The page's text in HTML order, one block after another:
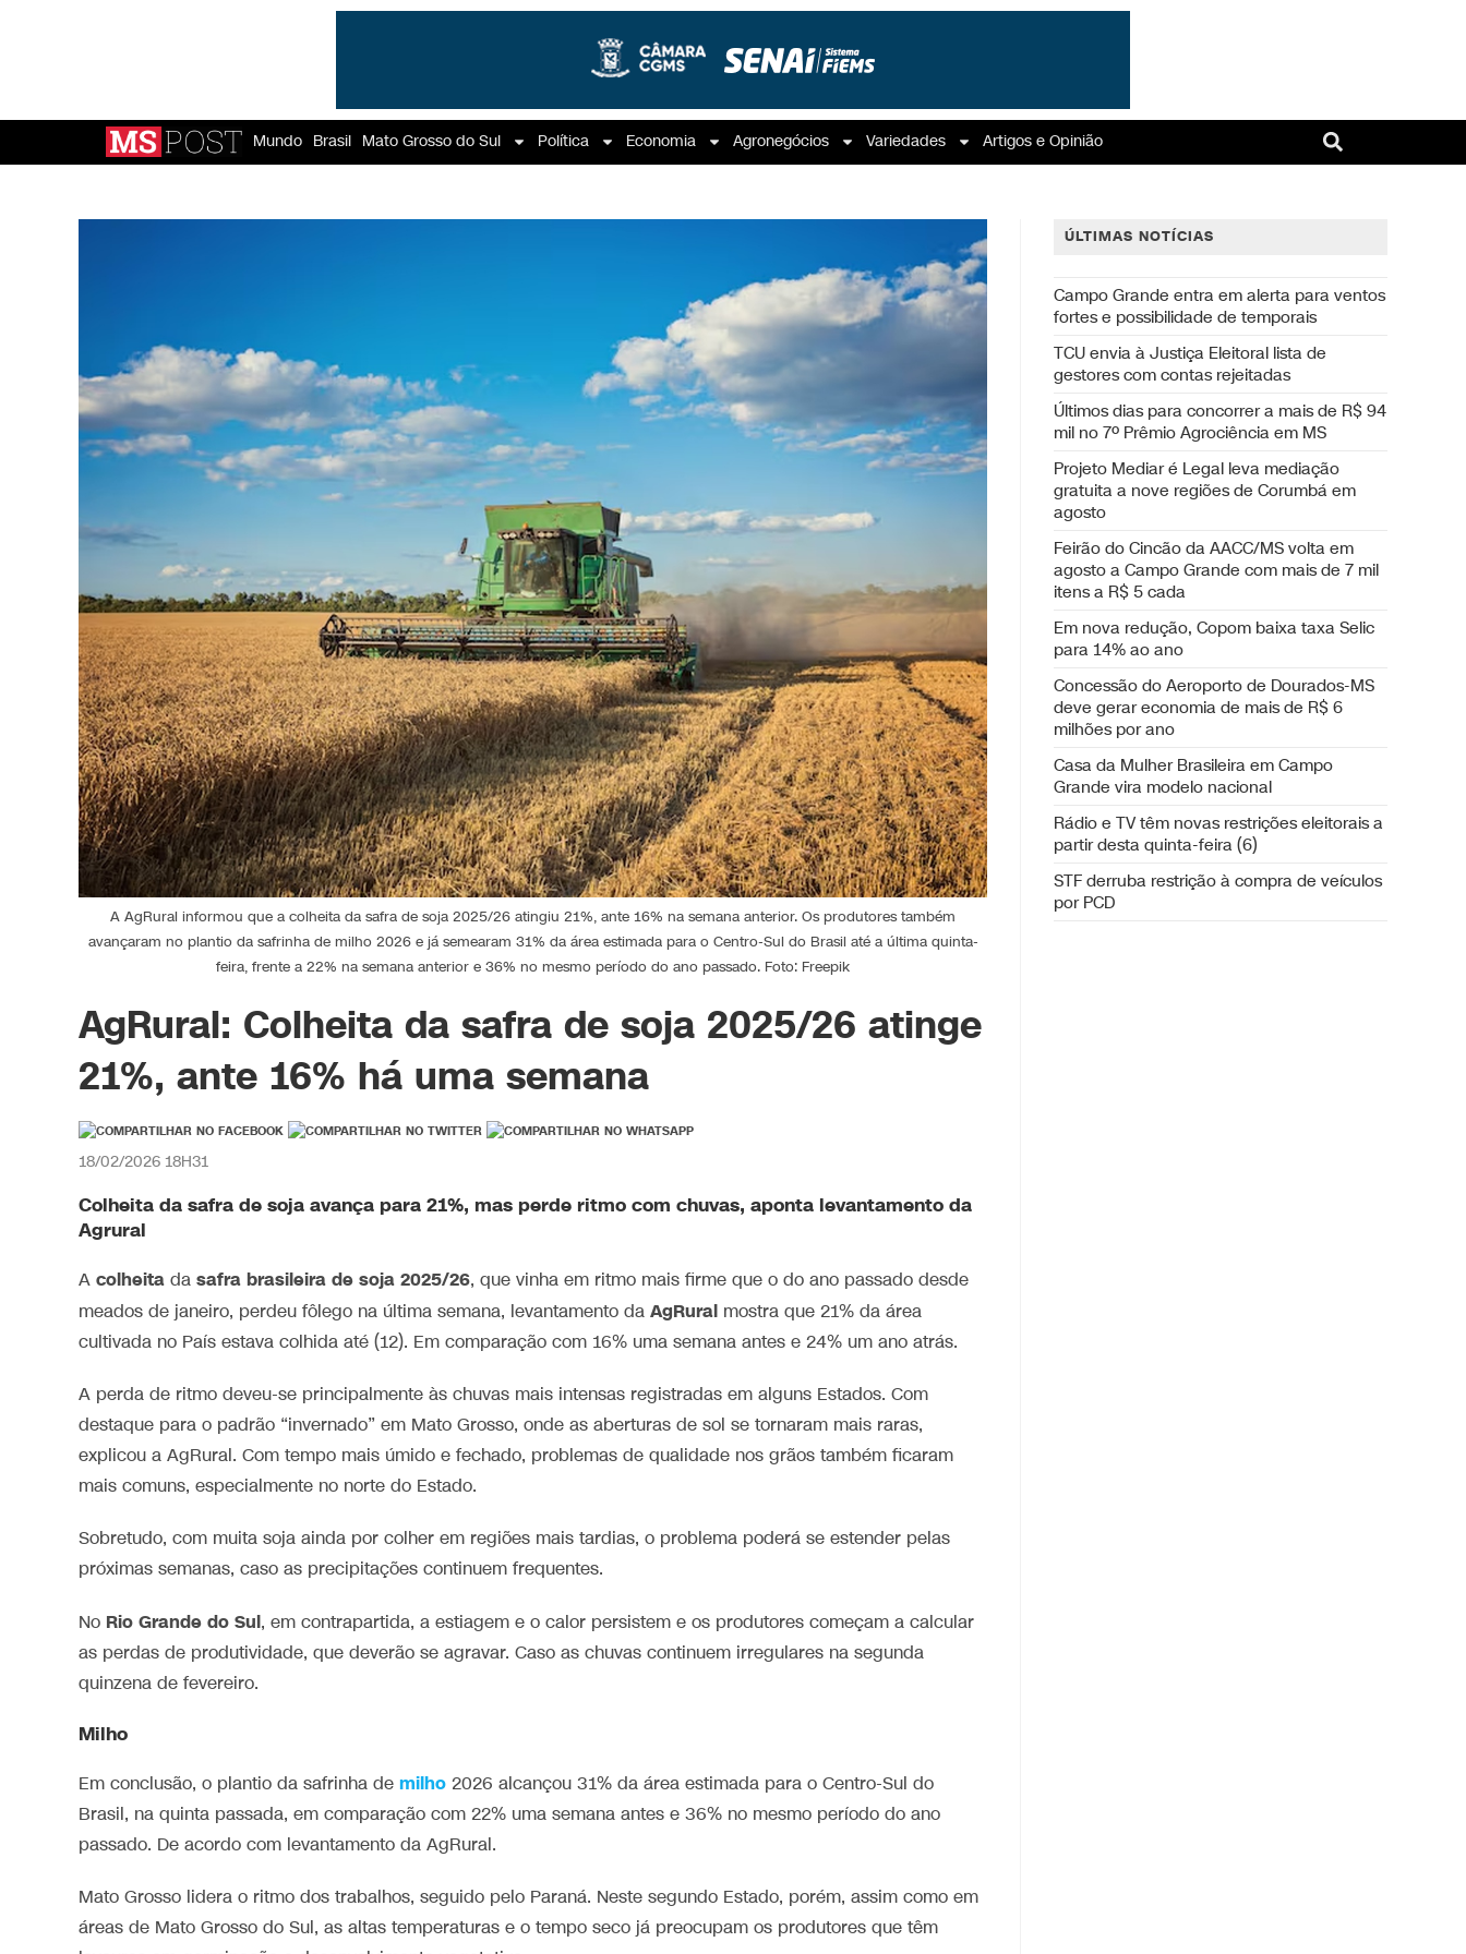
Mundo Brasil Mato Grosso do Sul Política Economia Agronegócios Variedades Artigos e Opinião
A AgRural informou que a colheita da safra de soja 2025/26 atingiu 21%, ante 16% na semana anterior. Os produtores também
avançaram no plantio da safrinha de milho 2026 e já semearam 31% da área estimada para o Centro-Sul do Brasil até a última quinta-
feira, frente a 22% na semana anterior e 36% no mesmo período do ano passado. Foto: Freepik
AgRural: Colheita da safra de soja 2025/26 atinge
21%, ante 16% há uma semana
18/02/2026 18H31
Colheita da safra de soja avança para 21%, mas perde ritmo com chuvas, aponta levantamento da
Agrural
A colheita da safra brasileira de soja 2025/26, que vinha em ritmo mais firme que o do ano passado desde
meados de janeiro, perdeu fôlego na última semana, levantamento da AgRural mostra que 21% da área
cultivada no País estava colhida até (12). Em comparação com 16% uma semana antes e 24% um ano atrás.
A perda de ritmo deveu-se principalmente às chuvas mais intensas registradas em alguns Estados. Com
destaque para o padrão “invernado” em Mato Grosso, onde as aberturas de sol se tornaram mais raras,
explicou a AgRural. Com tempo mais úmido e fechado, problemas de qualidade nos grãos também ficaram
mais comuns, especialmente no norte do Estado.
Sobretudo, com muita soja ainda por colher em regiões mais tardias, o problema poderá se estender pelas
próximas semanas, caso as precipitações continuem frequentes.
No Rio Grande do Sul, em contrapartida, a estiagem e o calor persistem e os produtores começam a calcular
as perdas de produtividade, que deverão se agravar. Caso as chuvas continuem irregulares na segunda
quinzena de fevereiro.
Milho
Em conclusão, o plantio da safrinha de milho 2026 alcançou 31% da área estimada para o Centro-Sul do
Brasil, na quinta passada, em comparação com 22% uma semana antes e 36% no mesmo período do ano
passado. De acordo com levantamento da AgRural.
Mato Grosso lidera o ritmo dos trabalhos, seguido pelo Paraná. Neste segundo Estado, porém, assim como em
áreas de Mato Grosso do Sul, as altas temperaturas e o tempo seco já preocupam os produtores que têm
ÚLTIMAS NOTÍCIAS
Campo Grande entra em alerta para ventos
fortes e possibilidade de temporais
TCU envia à Justiça Eleitoral lista de
gestores com contas rejeitadas
Últimos dias para concorrer a mais de R$ 94
mil no 7º Prêmio Agrociência em MS
Projeto Mediar é Legal leva mediação
gratuita a nove regiões de Corumbá em
agosto
Feirão do Cincão da AACC/MS volta em
agosto a Campo Grande com mais de 7 mil
itens a R$ 5 cada
Em nova redução, Copom baixa taxa Selic
para 14% ao ano
Concessão do Aeroporto de Dourados-MS
deve gerar economia de mais de R$ 6
milhões por ano
Casa da Mulher Brasileira em Campo
Grande vira modelo nacional
Rádio e TV têm novas restrições eleitorais a
partir desta quinta-feira (6)
STF derruba restrição à compra de veículos
por PCD